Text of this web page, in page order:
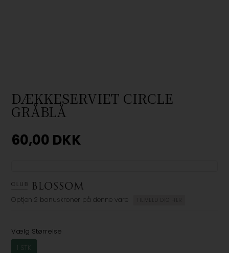
DÆKKESERVIET CIRCLE
GRÅBLÅ
60,00 DKK
Optjen 2 bonuskroner på denne vare TILMELD DIG HER
Vælg Størrelse
1 STK